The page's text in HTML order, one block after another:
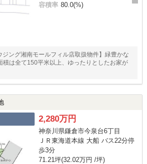
容積率 80.0(%)
ジング湘南モールフィル店取扱物件】緑豊かな
積は全て150平米以上、ゆったりとしたお家が
2,280万円
神奈川県鎌倉市今泉台6丁目
ＪＲ東海道本線 大船 バス22分停
歩3分
71.21坪(32.02万円 /坪)